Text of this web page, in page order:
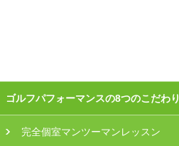
ゴルフパフォーマンスの8つのこだわり
完全個室マンツーマンレッスン